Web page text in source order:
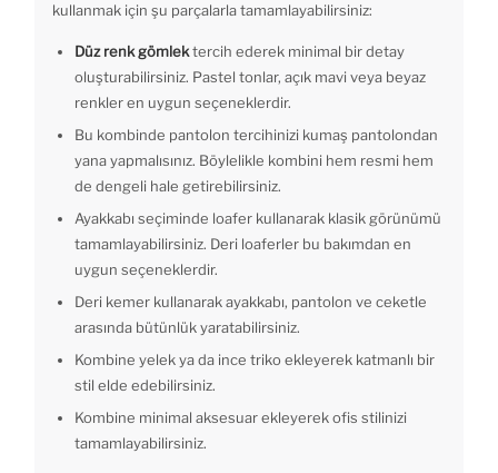
kullanmak için şu parçalarla tamamlayabilirsiniz:
Düz renk gömlektercih ederek minimal bir detay
oluşturabilirsiniz. Pastel tonlar, açık mavi veya beyaz
renkler en uygun seçeneklerdir.
Bu kombinde pantolon tercihinizi kumaş pantolondan
yana yapmalısınız. Böylelikle kombini hem resmi hem
de dengeli hale getirebilirsiniz.
Ayakkabı seçiminde loafer kullanarak klasik görünümü
tamamlayabilirsiniz. Deri loaferler bu bakımdan en
uygun seçeneklerdir.
Deri kemer kullanarak ayakkabı, pantolon ve ceketle
arasında bütünlük yaratabilirsiniz.
Kombine yelek ya da ince triko ekleyerek katmanlı bir
stil elde edebilirsiniz.
Kombine minimal aksesuar ekleyerek ofis stilinizi
tamamlayabilirsiniz.